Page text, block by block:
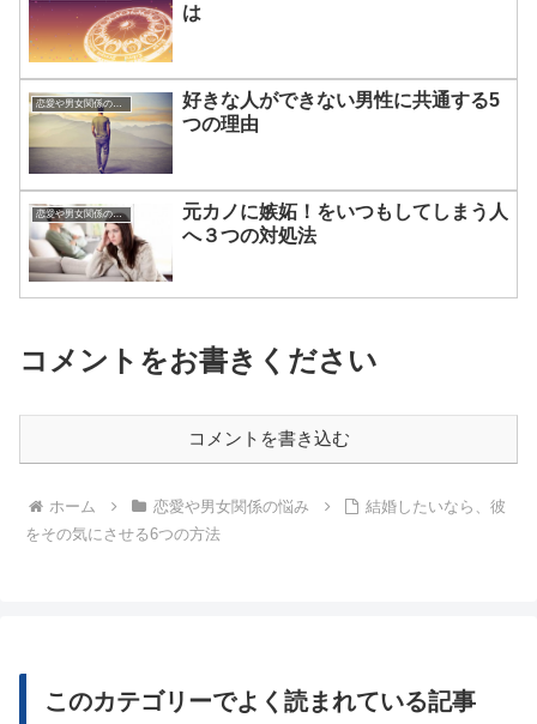
は
好きな人ができない男性に共通する5
つの理由
恋愛や男女関係の悩み
元カノに嫉妬！をいつもしてしまう人
へ３つの対処法
コメントをお書きください
コメントを書き込む
ホーム 恋愛や男女関係の悩み
結婚したいなら、彼
をその気にさせる6つの方法
このカテゴリーでよく読まれている記事